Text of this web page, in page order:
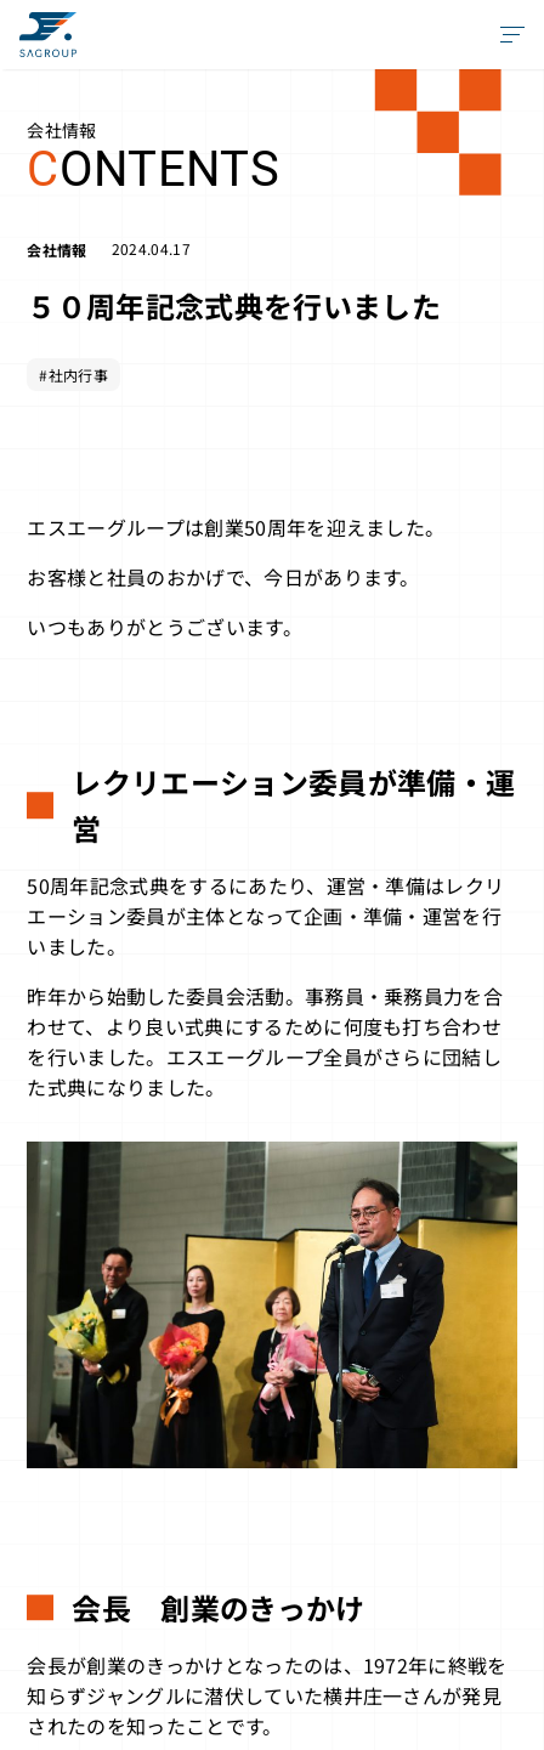
会社情報
CONTENTS
会社情報 2024.04.17
５０周年記念式典を行いました
#社内行事
エスエーグループは創業50周年を迎えました。
お客様と社員のおかげで、今日があります。
いつもありがとうございます。
レクリエーション委員が準備・運
営
50周年記念式典をするにあたり、運営・準備はレクリ
エーション委員が主体となって企画・準備・運営を行
いました。
昨年から始動した委員会活動。事務員・乗務員力を合
わせて、より良い式典にするために何度も打ち合わせ
を行いました。エスエーグループ全員がさらに団結し
た式典になりました。
会長 創業のきっかけ
会長が創業のきっかけとなったのは、1972年に終戦を
知らずジャングルに潜伏していた横井庄一さんが発見
されたのを知ったことです。